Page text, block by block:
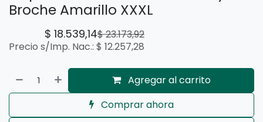
Broche Amarillo XXXL
$ 18.539,14$23.173,92
Precio s/Imp. Nac.: $ 12.257,28
Agregar al carrito
Comprar ahora